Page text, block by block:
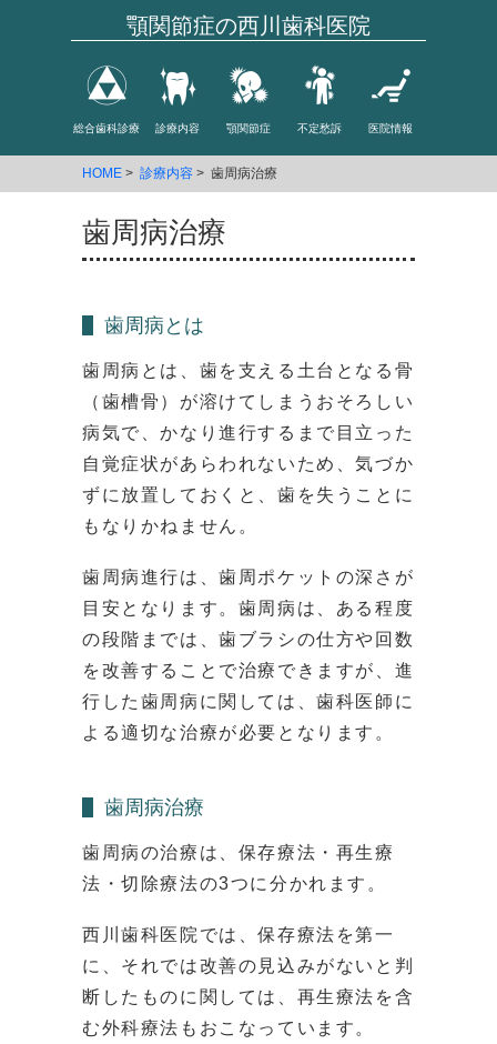
顎関節症の西川歯科医院
総合歯科診療 診療内容 顎関節症 不定愁訴 医院情報
HOME > 診療内容 > 歯周病治療
歯周病治療
歯周病とは
歯周病とは、歯を支える土台となる骨
（歯槽骨）が溶けてしまうおそろしい
病気で、かなり進行するまで目立った
自覚症状があらわれないため、気づか
ずに放置しておくと、歯を失うことに
もなりかねません。
歯周病進行は、歯周ポケットの深さが
目安となります。歯周病は、ある程度
の段階までは、歯ブラシの仕方や回数
を改善することで治療できますが、進
行した歯周病に関しては、歯科医師に
よる適切な治療が必要となります。
歯周病治療
歯周病の治療は、保存療法・再生療
法・切除療法の3つに分かれます。
西川歯科医院では、保存療法を第一
に、それでは改善の見込みがないと判
断したものに関しては、再生療法を含
む外科療法もおこなっています。